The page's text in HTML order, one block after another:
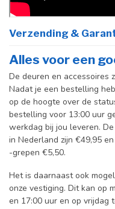
Verzending &
Alles voor een
De deuren en accessoires
Nadat je een bestelling
op de hoogte over de
bestelling voor 13:00 uur
werkdag bij jou leveren.
in Nederland zijn €49,95
-grepen €5,50.
Het is daarnaast ook
onze vestiging. Dit kan op
en 17:00 uur en op vrijdag